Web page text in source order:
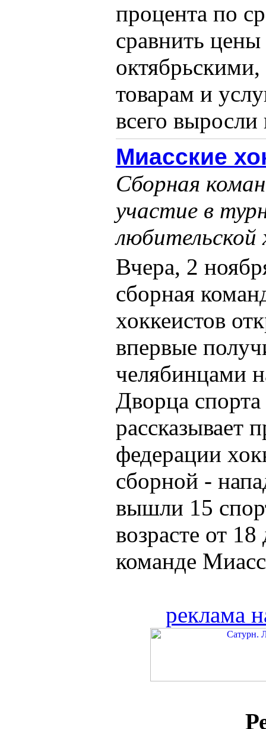
процента по
сравнить
товарам и
всего
Миасские
Сборная
участие в
любительской
Вчера, 2
сборная
хоккеистов
впервые
челябинцами
Дворца
рассказывает
федерации
сборной -
вышли 15
возрасте от
команде
реклама